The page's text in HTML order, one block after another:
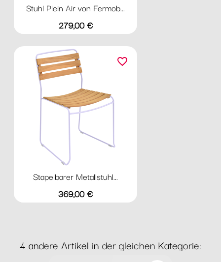
Stuhl Plein Air von Fermob...
Preis
279,00 €
Stapelbarer Metallstuhl...
Preis
369,00 €
favorite_border
4 andere Artikel in der gleichen Kategorie: